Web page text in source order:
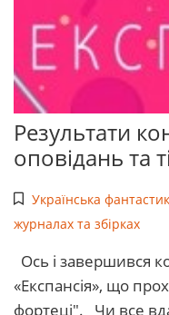
Результати
оповідань та
Українська
журналах та збірках
Ось і завершився
«Експансія», що
фортеці". Чи все